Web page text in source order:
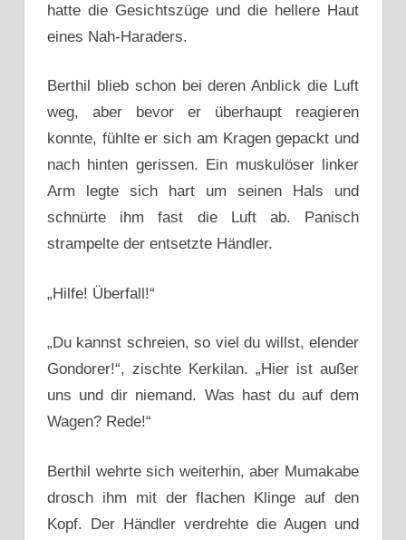
hatte die Gesichtszüge und die hellere Haut
eines Nah-Haraders.
Berthil blieb schon bei deren Anblick die Luft
weg, aber bevor er überhaupt reagieren
konnte, fühlte er sich am Kragen gepackt und
nach hinten gerissen. Ein muskulöser linker
Arm legte sich hart um seinen Hals und
schnürte ihm fast die Luft ab. Panisch
strampelte der entsetzte Händler.
„Hilfe! Überfall!“
„Du kannst schreien, so viel du willst, elender
Gondorer!“, zischte Kerkilan. „Hier ist außer
uns und dir niemand. Was hast du auf dem
Wagen? Rede!“
Berthil wehrte sich weiterhin, aber Mumakabe
drosch ihm mit der flachen Klinge auf den
Kopf. Der Händler verdrehte die Augen und